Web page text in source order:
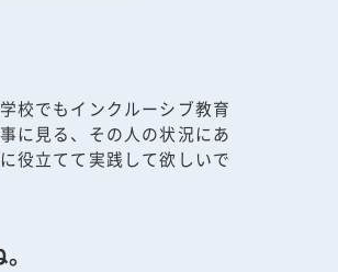
校でもインクルーシブ教育
に見る、その人の状況にあ
役立てて実践して欲しいで